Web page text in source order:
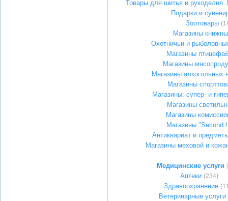
Товары для шитья и рукоделия.
Подарки и
Зоотовары
Магазины
Охотничьи и
Магазины
Магазины
Магазины алкогольных
Магазины
Магазины: супер- и
Магазины
Магазины
Магазины "Second
Антиквариат и
Магазины меховой и
Медицинские услуги
Аптеки (234)
Здравоохранение
Ветеринарные услуги